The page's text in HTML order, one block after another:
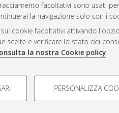
facoltativi sono usati
la navigazione solo con i
cookie facoltativi attivando
scelte e verificare lo stato dei
la nostra Cookie policy.
- FACOLTATIVI
PERSONALIZZA
AMS Laurea
Servizio
Impostazioni
Informativa sulla
Condizioni d’uso